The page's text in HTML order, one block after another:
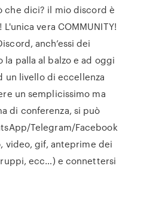
che dici? il mio discord è
vera COMMUNITY!
anch’essi dei
la palla al balzo e ad oggi
un livello di eccellenza
un semplicissimo ma
di conferenza, si può
Telegram/Facebook
video, gif, anteprime dei
ecc…) e connettersi